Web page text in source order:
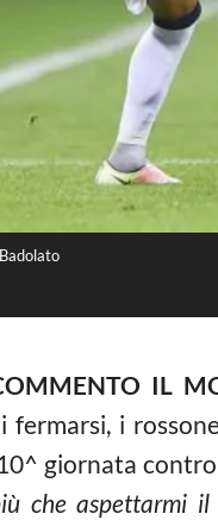
IL
fermarsi, i
giornata
che aspettarmi il